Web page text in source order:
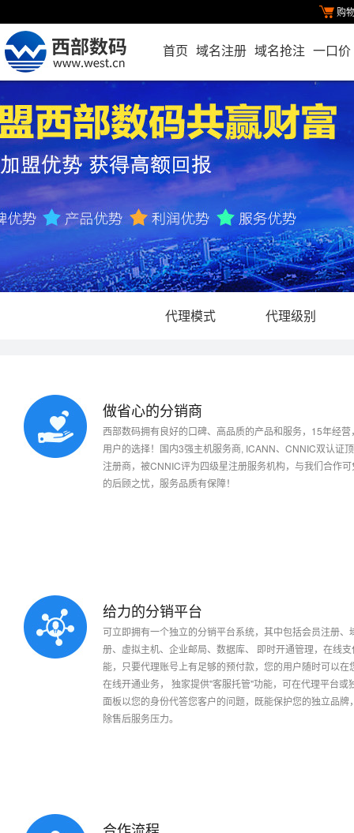
购
首页 域名注册 域名抢注 一口价
代理模式 代理级别
适合代理群体：
但又不想投入资金或缺乏
功 能： 强大的代理平台!您想要的
适合代理群体：已经有自己的业务平台
功 能：
API接口是基于西部数码业
API程序接口。 分销商自
平台。 西部数码作为上游
可以独立承担民事责任的个人或企业单位
可以独立为您所发展的用户开据合法有效的服务票据
可以为用户提供必要的技术服务与咨询服务
需要交付一定的预交款，该款项是为您注册域名、购买网站所用
认可西部数码的品牌和产品，遵守西部数码代理管理规定
其他未展示完整的条件以双方的约定或协议为准
成为代理需要联系渠道部签定相关代理协议并支付预付款项，限周
做省心的分销商
西部数码拥有良好的口碑、高品质的产品和服务，15年经
用户的选择！国内3强主机服务商, ICANN、CNNIC双认证
注册商，被CNNIC评为四级星注册服务机构，与我们合作
的后顾之忧，服务品质有保障！
给力的分销平台
可立即拥有一个独立的分销平台系统，其中包括会员注册、
册、虚拟主机、企业邮局、数据库、 即时开通管理，在线
能，只要代理账号上有足够的预付款，您的用户随时可以在
在线开通业务， 独家提供"客服托管"功能，可在代理平台或
面板以您的身份代答您客户的问题，既能保护您的独立品牌
除售后服务压力。